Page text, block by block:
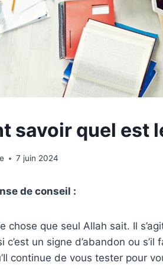
savoir quel est
7 juin 2024
de conseil :
chose que seul Allah sait. Il
c’est un signe d’abandon ou
​​continue de vous tester pour